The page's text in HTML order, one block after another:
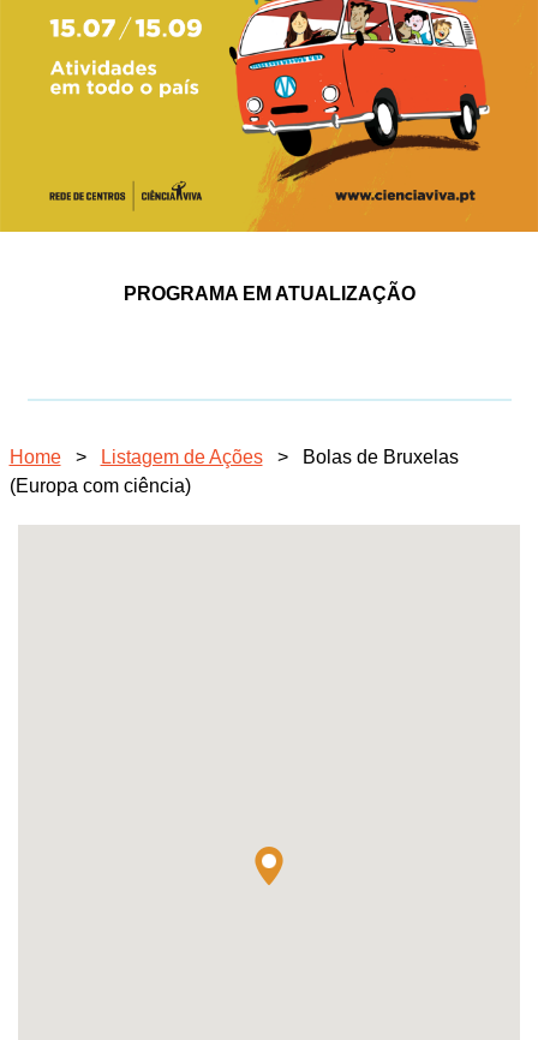
PROGRAMA EM ATUALIZAÇÃO
Home > Listagem de Ações >
Bolas de Bruxelas
(Europa com ciência)